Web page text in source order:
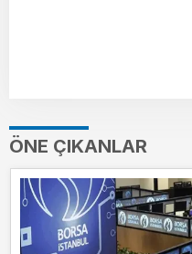
ÖNE ÇIKANLAR